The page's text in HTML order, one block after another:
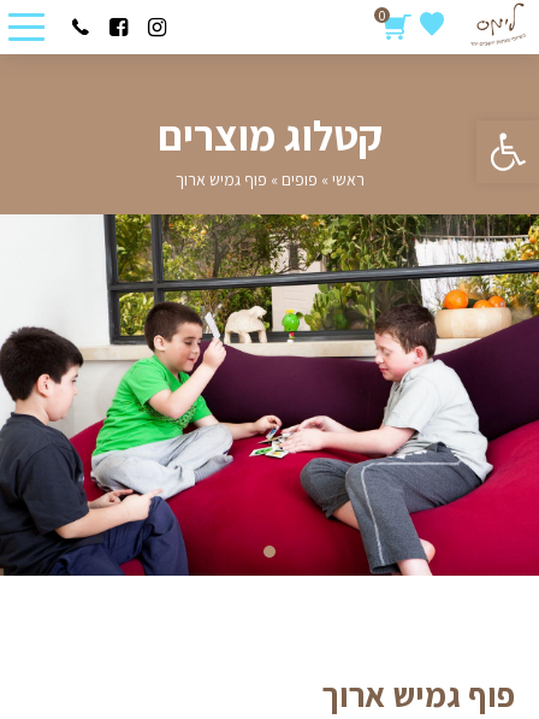
פתח סרגל נגישות
0
קטלוג מוצרים
ראשי » פופים » פוף גמיש ארוך
פוף גמיש ארוך